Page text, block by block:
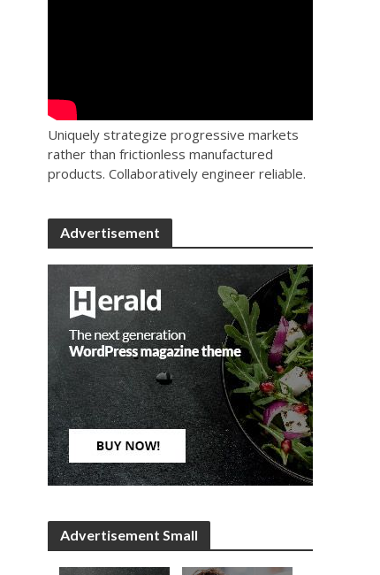
Uniquely strategize progressive markets
rather than frictionless manufactured
products. Collaboratively engineer reliable.
Advertisement
Advertisement Small